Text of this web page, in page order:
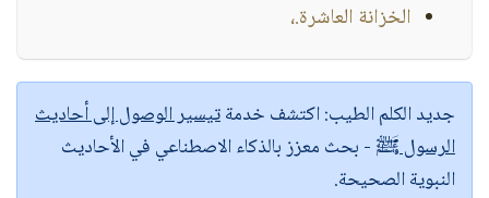
الخزانة العاشرة.،
جديد الكلم الطيب:اكتشف خدمةتيسير الوصول إلى أحاديث
الرسول ﷺ - بحث معزز بالذكاء الاصطناعي في الأحاديث
النبوية الصحيحة.